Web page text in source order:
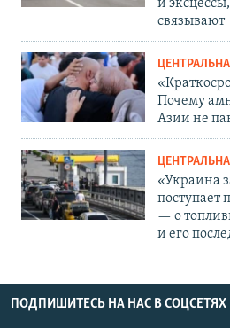
и
связывают
Почему
Азии не
«Украина
поступает
— о
и его
ПОДПИШИТЕСЬ НА НАС В СОЦСЕТЯХ